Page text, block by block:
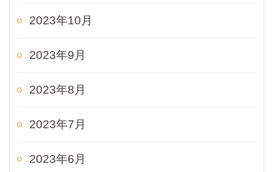
2023年10月
2023年9月
2023年8月
2023年7月
2023年6月